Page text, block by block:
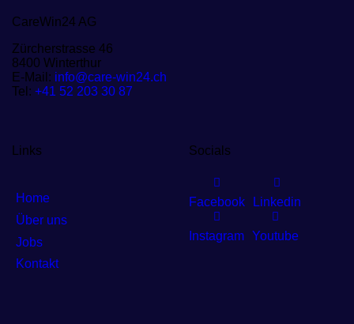
CareWin24 AG
Zürcherstrasse 46
8400 Winterthur
E-Mail: info@care-win24.ch
Tel: +41 52 203 30 87
Links
Home
Über uns
Jobs
Kontakt
Socials
Facebook Linkedin
Instagram Youtube